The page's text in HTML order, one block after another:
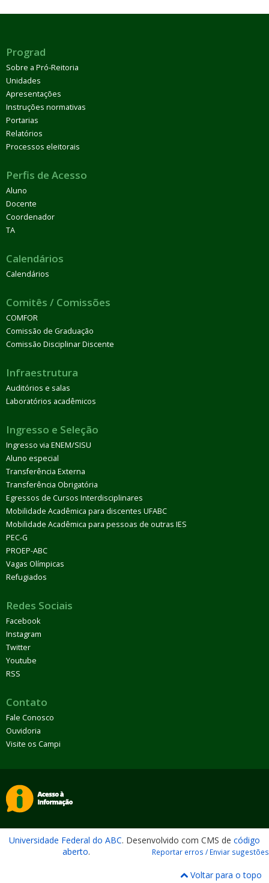
Prograd
Sobre a Pró-Reitoria
Unidades
Apresentações
Instruções normativas
Portarias
Relatórios
Processos eleitorais
Perfis de Acesso
Aluno
Docente
Coordenador
TA
Calendários
Calendários
Comitês / Comissões
COMFOR
Comissão de Graduação
Comissão Disciplinar Discente
Infraestrutura
Auditórios e salas
Laboratórios acadêmicos
Ingresso e Seleção
Ingresso via ENEM/SISU
Aluno especial
Transferência Externa
Transferência Obrigatória
Egressos de Cursos Interdisciplinares
Mobilidade Acadêmica para discentes UFABC
Mobilidade Acadêmica para pessoas de outras IES
PEC-G
PROEP-ABC
Vagas Olímpicas
Refugiados
Redes Sociais
Facebook
Instagram
Twitter
Youtube
RSS
Contato
Fale Conosco
Ouvidoria
Visite os Campi
Universidade Federal do ABC. Desenvolvido com CMS de código
aberto. Reportar erros / Enviar sugestões
Voltar para o topo